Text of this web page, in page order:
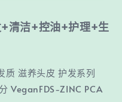
清洁+控油+护理+生
质 滋养头皮 护发系列
VeganFDS-ZINC PCA